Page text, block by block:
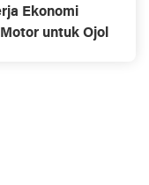
Ekonomi
untuk Ojol